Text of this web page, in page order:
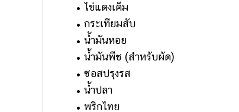
• ไข่แดงเค็ม
• กระเทียมสับ
• น้ำมันหอย
• น้ำมันพืช (สำหรับผัด)
• ซอสปรุงรส
• น้ำปลา
• พริกไทย